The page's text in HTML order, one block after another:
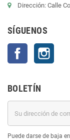
Dirección: Calle
SÍGUENOS
Facebook
BOLETÍN
Puede darse de baja